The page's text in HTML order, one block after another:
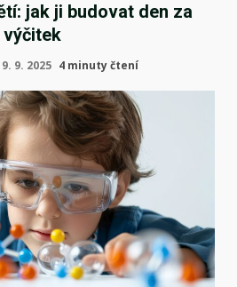
jak ji budovat den za
výčitek
9. 2025 4 minuty čtení